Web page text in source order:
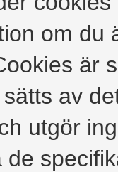
om du
är
av
utgör